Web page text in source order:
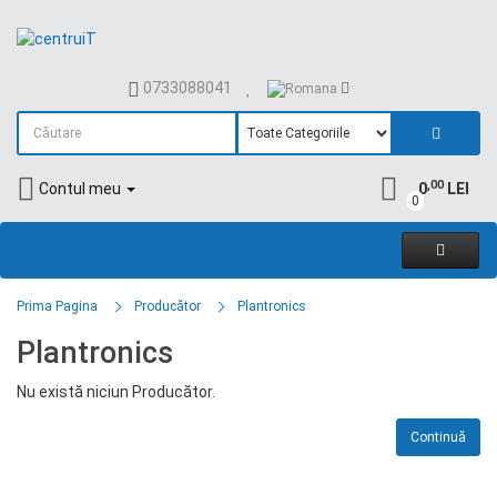
0733088041
Contul meu
0
0,00LEI
Prima Pagina Producător Plantronics
Plantronics
Nu există niciun Producător.
Continuă